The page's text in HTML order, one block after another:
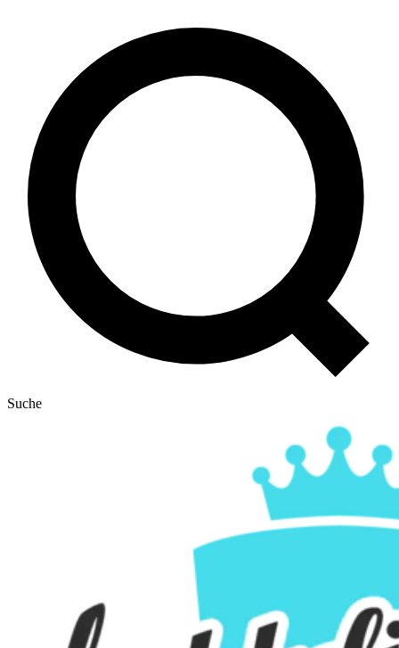
Suche